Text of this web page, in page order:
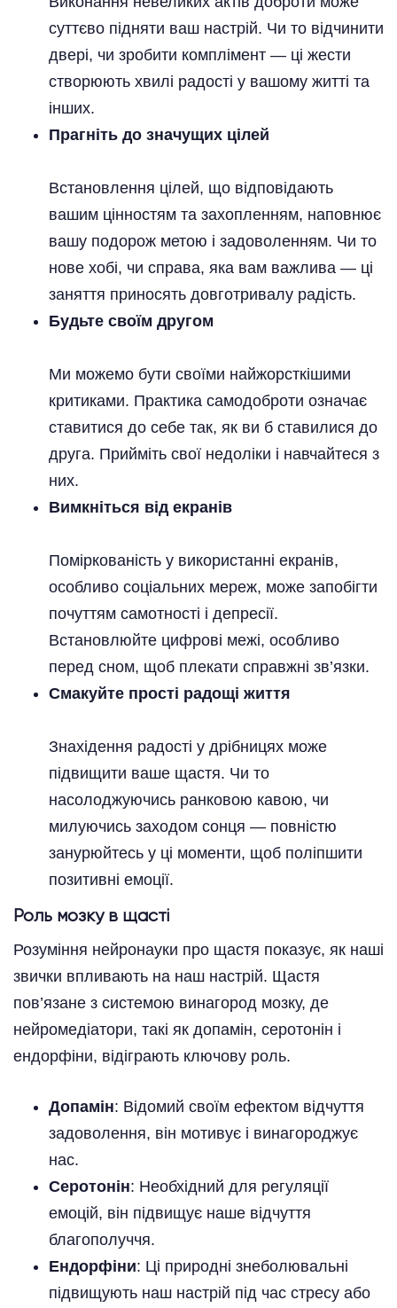
суттєво підняти ваш настрій. Чи то відчинити
двері, чи зробити комплімент — ці жести
створюють хвилі радості у вашому житті та
інших.
Прагніть до значущих цілей
Встановлення цілей, що відповідають
вашим цінностям та захопленням, наповнює
вашу подорож метою і задоволенням. Чи то
нове хобі, чи справа, яка вам важлива — ці
заняття приносять довготривалу радість.
Будьте своїм другом
Ми можемо бути своїми найжорсткішими
критиками. Практика самодоброти означає
ставитися до себе так, як ви б ставилися до
друга. Прийміть свої недоліки і навчайтеся з
них.
Вимкніться від екранів
Поміркованість у використанні екранів,
особливо соціальних мереж, може запобігти
почуттям самотності і депресії.
Встановлюйте цифрові межі, особливо
перед сном, щоб плекати справжні зв’язки.
Смакуйте прості радощі життя
Знахідення радості у дрібницях може
підвищити ваше щастя. Чи то
насолоджуючись ранковою кавою, чи
милуючись заходом сонця — повністю
занурюйтесь у ці моменти, щоб поліпшити
позитивні емоції.
Роль мозку в щасті
Розуміння нейронауки про щастя показує, як наші
звички впливають на наш настрій. Щастя
пов’язане з системою винагород мозку, де
нейромедіатори, такі як допамін, серотонін і
ендорфіни, відіграють ключову роль.
Допамін: Відомий своїм ефектом відчуття
задоволення, він мотивує і винагороджує
нас.
Серотонін: Необхідний для регуляції
емоцій, він підвищує наше відчуття
благополуччя.
Ендорфіни: Ці природні знеболювальні
підвищують наш настрій під час стресу або